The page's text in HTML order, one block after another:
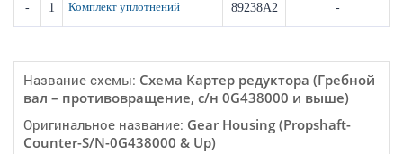
- 1 Комплект уплотнений 89238A2 -
Название схемы: Cхема Картер редуктора (Гребной
вал – противовращение, с/н 0G438000 и выше)
Оригинальное название: Gear Housing (Propshaft-
Counter-S/N-0G438000 & Up)